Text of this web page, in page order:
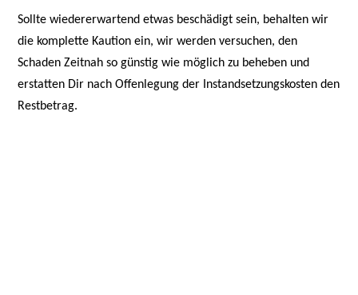
Sollte wiedererwartend etwas beschädigt sein, behalten wir
die komplette Kaution ein, wir werden versuchen, den
Schaden Zeitnah so günstig wie möglich zu beheben und
erstatten Dir nach Offenlegung der Instandsetzungskosten den
Restbetrag.